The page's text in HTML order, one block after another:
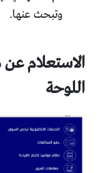
وتبحث عنها.
الاستعلام عن
اللوحة